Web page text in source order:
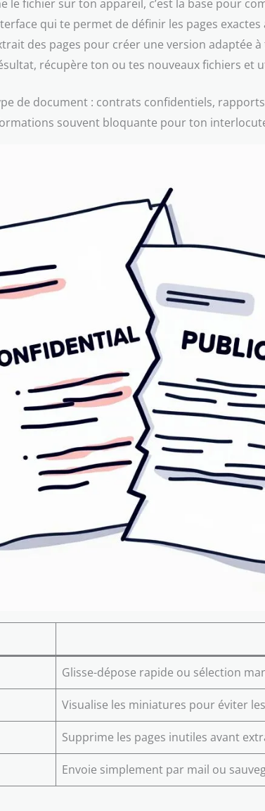
le fichier sur ton appareil, c’est la base pour
qui te permet de définir les pages
des pages pour créer une version adaptée à
récupère ton ou tes nouveaux fichiers et
de document : contrats confidentiels,
souvent bloquante pour ton
Glisse-dépose rapide ou sélection
Visualise les miniatures pour éviter
Supprime les pages inutiles avant
Envoie simplement par mail ou